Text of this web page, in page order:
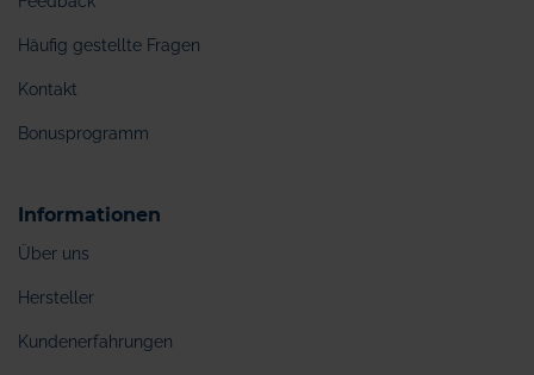
Häufig gestellte Fragen
Kontakt
Bonusprogramm
Informationen
Über uns
Hersteller
Kundenerfahrungen